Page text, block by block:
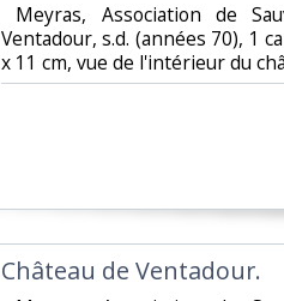
Meyras, Association de
Ventadour, s.d. (années 70), 1
x 11 cm, vue de l'intérieur du
‎Château de Ventadour.‎